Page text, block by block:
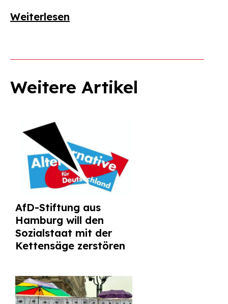
Weiterlesen
Weitere Artikel
AfD-Stiftung aus
Hamburg will den
Sozialstaat mit der
Kettensäge zerstören